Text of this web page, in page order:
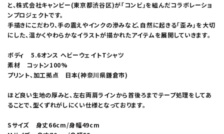
と、株式会社キャンビー(東京都渋谷区)が「コンビ」を組んだコラボレーショ
ンプロジェクトです。
手描きにこだわり、手の震えやインクの滲みなど、自然に起きる「歪み」を大切
にした、温かくやわらかなイラストが描かれたアイテムを展開していきます。
ボディ 5.6オンス ヘビーウェイトTシャツ
素材 コットン100%
プリント、加工拠点 日本(神奈川県鎌倉市)
ほど良い生地の厚みと、左右両肩ラインから首後ろまでテープ処理をしてあ
ることで、型くずれがしにくい仕様となっております。
Sサイズ 身丈66cm/身幅49cm